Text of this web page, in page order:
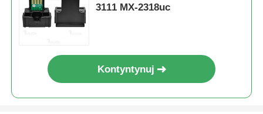
Jednostka bębnowa
Kaset tonerowy
Pantum Chip
3111 MX-2318uc
Kontyntynuj